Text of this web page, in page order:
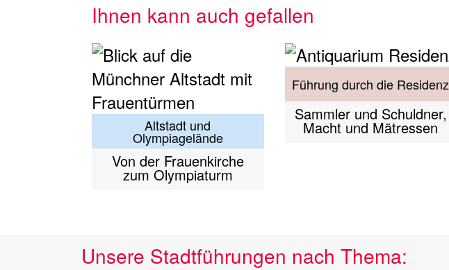
Ihnen kann auch gefallen
Altstadt und
Olympiagelände
Von der Frauenkirche
zum Olympiaturm
Führung durch die Residenz
Sammler und Schuldner,
Macht und Mätressen
Unsere Stadtführungen nach Thema: